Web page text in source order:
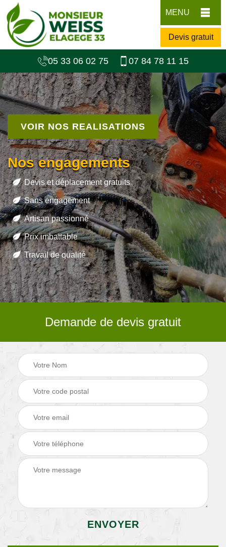
MENU
Devis gratuit
05 33 06 02 75 07 84 78 11 15
VOIR NOS REALISATIONS
Nos engagements
Devis et déplacement gratuits
Sans engagement
Artisan passionné
Prix imbattable
Travail de qualité
Demande de devis gratuit